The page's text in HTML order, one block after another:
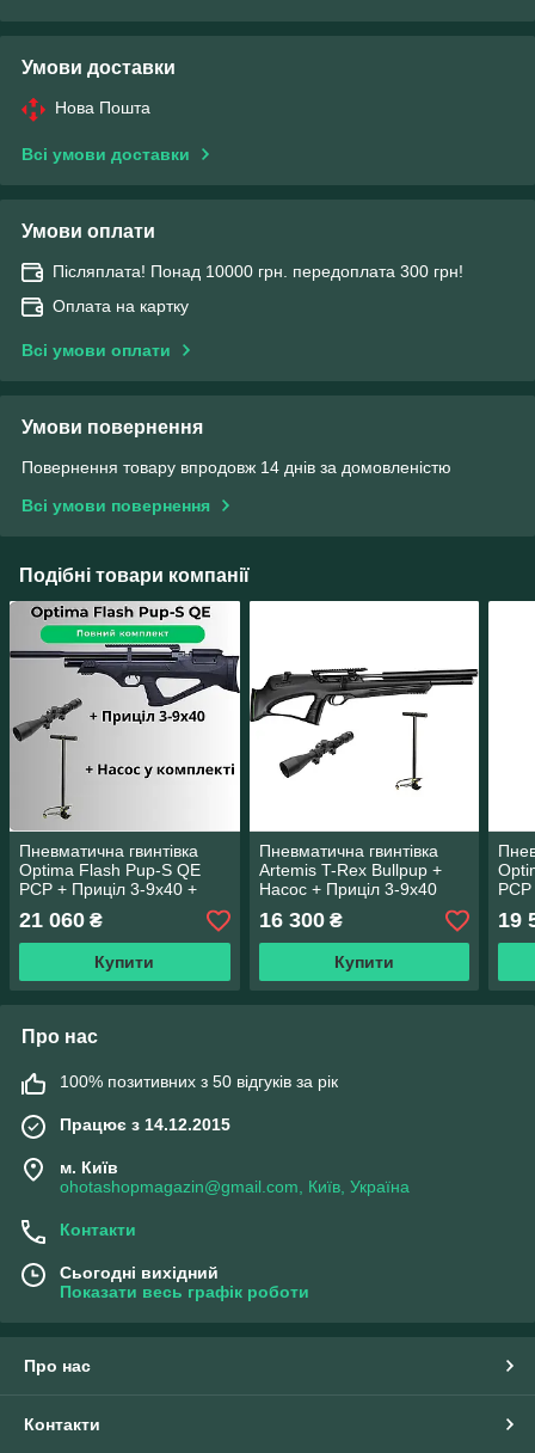
Умови доставки
Нова Пошта
Всі умови доставки
Умови оплати
Післяплата! Понад 10000 грн. передоплата 300 грн!
Оплата на картку
Всі умови оплати
Умови повернення
Повернення товару впродовж 14 днів за домовленістю
Всі умови повернення
Подібні товари компанії
Пневматична гвинтівка
Optima Flash Pup-S QE
PCP + Приціл 3-9х40 +
Насос
21 060 ₴
Купити
Пневматична гвинтівка
Artemis T-Rex Bullpup +
Насос + Приціл 3-9х40
16 300₴
Купити
19
Про нас
100% позитивних з 50 відгуків за рік
Працює з 14.12.2015
м. Київ
ohotashopmagazin@gmail.com, Київ, Україна
Контакти
Сьогодні вихідний
Показати весь графік роботи
Про нас
Контакти